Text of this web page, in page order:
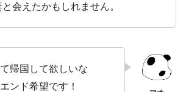
と会えたかもしれません。
帰国して欲しいな
ンド希望です！